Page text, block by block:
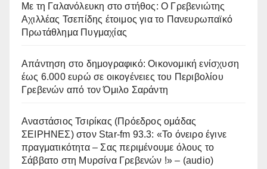
Με τη Γαλανόλευκη στο στήθος: Ο Γρεβενιώτης
Αχιλλέας Τσεπίδης έτοιμος για το Πανευρωπαϊκό
Πρωτάθλημα Πυγμαχίας
Απάντηση στο δημογραφικό: Οικονομική ενίσχυση
έως 6.000 ευρώ σε οικογένειες του Περιβολίου
Γρεβενών από τον Όμιλο Σαράντη
Αναστάσιος Τσιρίκας (Πρόεδρος ομάδας
ΣΕΙΡΗΝΕΣ) στον Star-fm 93.3: «Το όνειρο έγινε
πραγματικότητα – Σας περιμένουμε όλους το
Σάββατο στη Μυρσίνα Γρεβενών !» – (audio)